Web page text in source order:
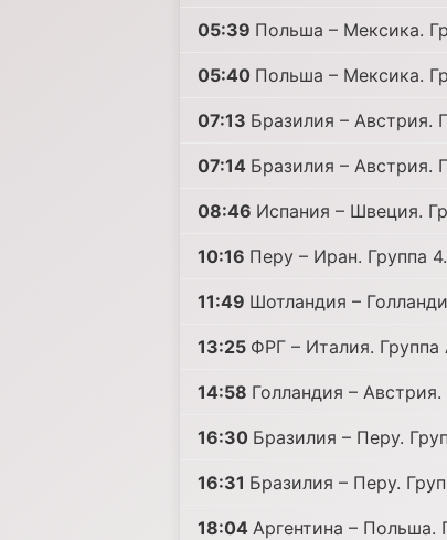
05:39 Польша – Мексика.
05:40 Польша – Мексика.
07:13 Бразилия – Австрия.
07:14 Бразилия – Австрия.
08:46 Испания – Швеция.
10:16 Перу – Иран. Группа
11:49 Шотландия –
13:25 ФРГ – Италия.
14:58 Голландия –
16:30 Бразилия – Перу.
16:31 Бразилия – Перу.
18:04 Аргентина – Польша.